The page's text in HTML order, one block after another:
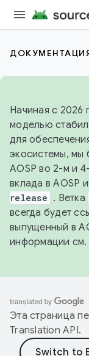
Начиная с 2026
моделью
для
экосистемы, мы
AOSP во 2-м и
вклада в AOSP
release . Ветка
всегда будет
выпущенный в
информации см.
Эта страница
Translation API.